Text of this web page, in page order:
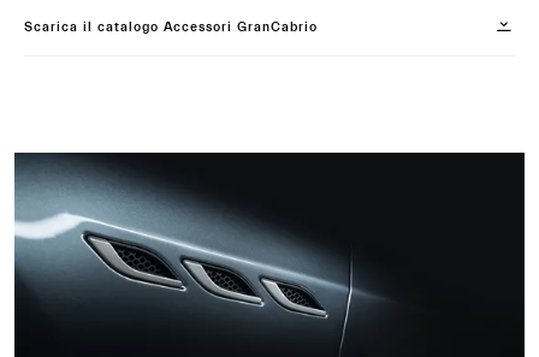
Scarica il catalogo Accessori GranCabrio